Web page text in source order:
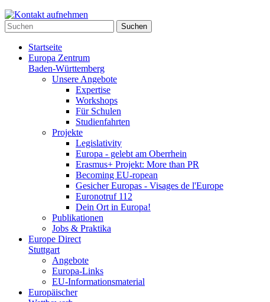
Suchen
Startseite
Europa Zentrum
Baden-Württemberg
Unsere Angebote
Expertise
Workshops
Für Schulen
Studienfahrten
Projekte
Legislativity
Europa - gelebt am Oberrhein
Erasmus+ Projekt: More than PR
Becoming EU-ropean
Gesicher Europas - Visages de l'Europe
Euronotruf 112
Dein Ort in Europa!
Publikationen
Jobs & Praktika
Europe Direct
Stuttgart
Angebote
Europa-Links
EU-Informationsmaterial
Europäischer